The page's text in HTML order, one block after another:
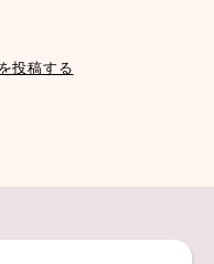
投稿する